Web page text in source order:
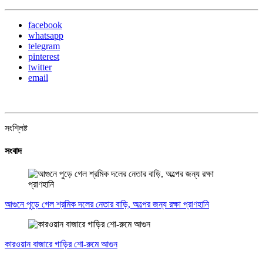
facebook
whatsapp
telegram
pinterest
twitter
email
সংশ্লিষ্ট
সংবাদ
আগুনে পুড়ে গেল শ্রমিক দলের নেতার বাড়ি, অল্পের জন্য রক্ষা প্রাণহানি
কারওয়ান বাজারে গাড়ির শো-রুমে আগুন